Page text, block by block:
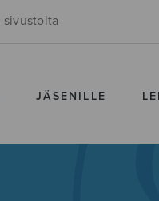
JÄSENILLE